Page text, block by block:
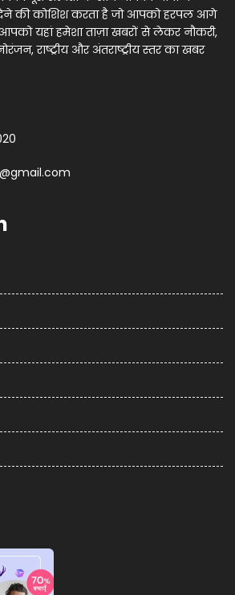
की कोशिश करता है जो आपको हरपल आगे
यहां हमेशा ताज़ा खबरों से लेकर नौकरी,
राष्ट्रीय और अंतराष्ट्रीय स्तर का खबर